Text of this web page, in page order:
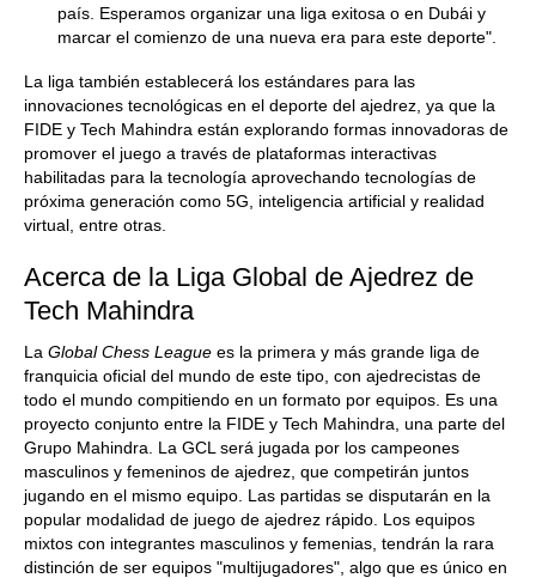
país. Esperamos organizar una liga exitosa o en Dubái y
marcar el comienzo de una nueva era para este deporte".
La liga también establecerá los estándares para las
innovaciones tecnológicas en el deporte del ajedrez, ya que la
FIDE y Tech Mahindra están explorando formas innovadoras de
promover el juego a través de plataformas interactivas
habilitadas para la tecnología aprovechando tecnologías de
próxima generación como 5G, inteligencia artificial y realidad
virtual, entre otras.
Acerca de la Liga Global de Ajedrez de
Tech Mahindra
La Global Chess League es la primera y más grande liga de
franquicia oficial del mundo de este tipo, con ajedrecistas de
todo el mundo compitiendo en un formato por equipos. Es una
proyecto conjunto entre la FIDE y Tech Mahindra, una parte del
Grupo Mahindra. La GCL será jugada por los campeones
masculinos y femeninos de ajedrez, que competirán juntos
jugando en el mismo equipo. Las partidas se disputarán en la
popular modalidad de juego de ajedrez rápido. Los equipos
mixtos con integrantes masculinos y femenias, tendrán la rara
distinción de ser equipos "multijugadores", algo que es único en